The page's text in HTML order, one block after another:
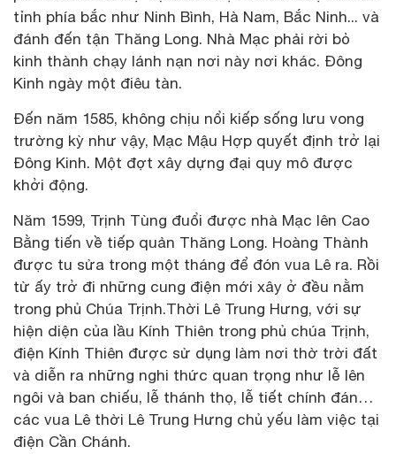
tỉnh phía bắc như Ninh Bình, Hà Nam, Bắc Ninh... và
đánh đến tận Thăng Long. Nhà Mạc phải rời bỏ
kinh thành chạy lánh nạn nơi này nơi khác. Đông
Kinh ngày một điêu tàn.
Đến năm 1585, không chịu nổi kiếp sống lưu vong
trường kỳ như vậy, Mạc Mậu Hợp quyết định trở lại
Đông Kinh. Một đợt xây dựng đại quy mô được
khởi động.
Năm 1599, Trịnh Tùng đuổi được nhà Mạc lên Cao
Bằng tiến về tiếp quản Thăng Long. Hoàng Thành
được tu sửa trong một tháng để đón vua Lê ra. Rồi
từ ấy trở đi những cung điện mới xây ở đều nằm
trong phủ Chúa Trịnh.Thời Lê Trung Hưng, với sự
hiện diện của lầu Kính Thiên trong phủ chúa Trịnh,
điện Kính Thiên được sử dụng làm nơi thờ trời đất
và diễn ra những nghi thức quan trọng như lễ lên
ngôi và ban chiếu, lễ thánh thọ, lễ tiết chính đán…
các vua Lê thời Lê Trung Hưng chủ yếu làm việc tại
điện Cần Chánh.